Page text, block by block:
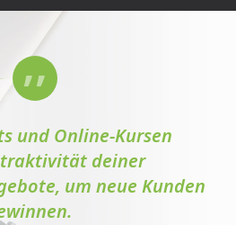
und Online-Kursen
deiner
um neue Kunden